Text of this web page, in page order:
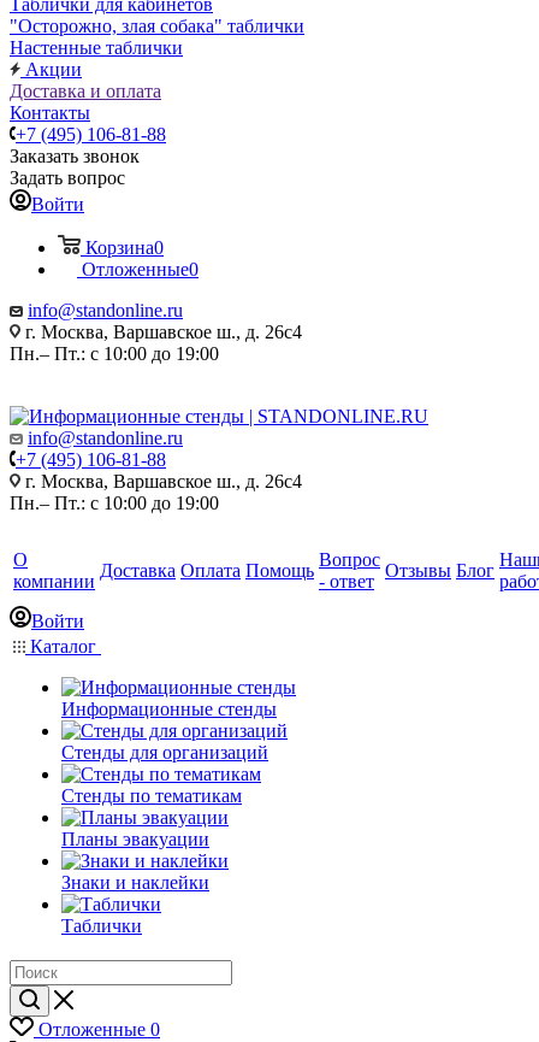
Таблички для кабинетов
"Осторожно, злая собака" таблички
Настенные таблички
Акции
Доставка и оплата
Контакты
+7 (495) 106-81-88
Заказать звонок
Задать вопрос
Войти
Корзина0
Отложенные0
info@standonline.ru
г. Москва, Варшавское ш., д. 26с4
Пн.– Пт.: с 10:00 до 19:00
info@standonline.ru
+7 (495) 106-81-88
г. Москва, Варшавское ш., д. 26с4
Пн.– Пт.: с 10:00 до 19:00
О
компании
Доставка Оплата Помощь
Вопрос
- ответ
Отзывы Блог
Войти
Каталог
Информационные стенды
Стенды для организаций
Стенды по тематикам
Планы эвакуации
Знаки и наклейки
Таблички
Отложенные 0